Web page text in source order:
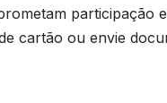
participação
cartão ou envie